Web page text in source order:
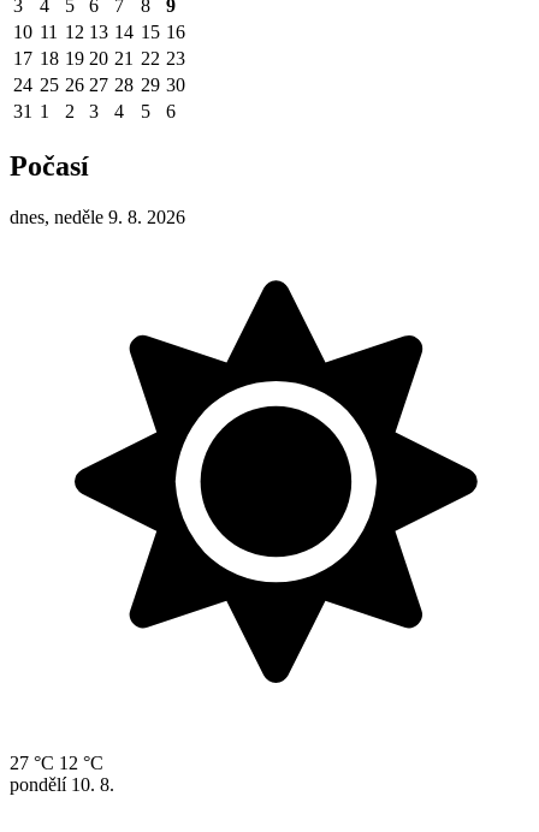
3 4 5 6 7 8
9
10 11 12 13 14 15 16
17 18 19 20 21 22 23
24 25 26 27 28 29 30
31 1 2 3 4 5 6
Počasí
dnes, neděle 9. 8. 2026
27 °C 12 °C
pondělí 10. 8.